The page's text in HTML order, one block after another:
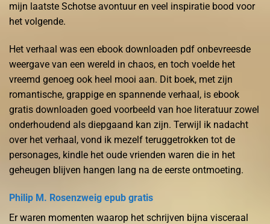
mijn laatste Schotse avontuur en veel inspiratie bood voor
het volgende.
Het verhaal was een ebook downloaden pdf onbevreesde
weergave van een wereld in chaos, en toch voelde het
vreemd genoeg ook heel mooi aan. Dit boek, met zijn
romantische, grappige en spannende verhaal, is ebook
gratis downloaden goed voorbeeld van hoe literatuur zowel
onderhoudend als diepgaand kan zijn. Terwijl ik nadacht
over het verhaal, vond ik mezelf teruggetrokken tot de
personages, kindle het oude vrienden waren die in het
geheugen blijven hangen lang na de eerste ontmoeting.
Philip M. Rosenzweig epub gratis
Er waren momenten waarop het schrijven bijna visceraal